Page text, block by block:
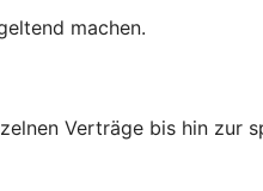
machen.
Verträge bis hin zur